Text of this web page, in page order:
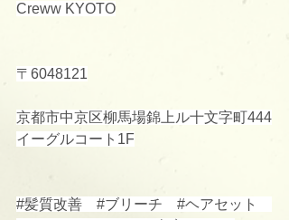
Creww KYOTO
〒6048121
京都市中京区柳馬場錦上ル十文字町444
イーグルコート1F
#髪質改善 #ブリーチ
#ヘアセット